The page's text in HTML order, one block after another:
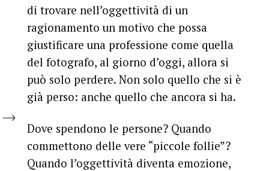
di trovare nell’oggettività di un
ragionamento un motivo che possa
giustificare una professione come quella
del fotografo, al giorno d’oggi, allora si
può solo perdere. Non solo quello che si è
già perso: anche quello che ancora si ha.
Dove spendono le persone? Quando
commettono delle vere “piccole follie”?
Quando l’oggettività diventa emozione,